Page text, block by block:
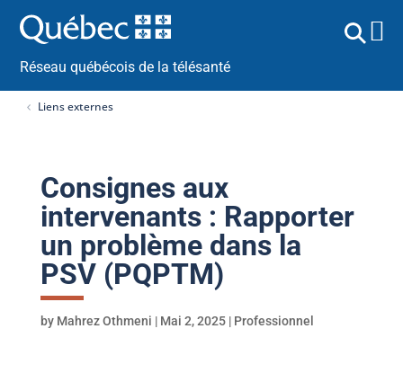
Réseau québécois de la télésanté
Liens externes
Consignes aux
intervenants : Rapporter
un problème dans la
PSV (PQPTM)
by Mahrez Othmeni | Mai 2, 2025| Professionnel